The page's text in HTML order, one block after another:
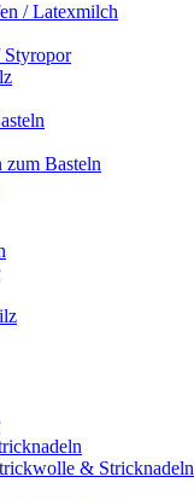
/ Latexmilch
Styropor
zum Basteln
& Stricknadeln